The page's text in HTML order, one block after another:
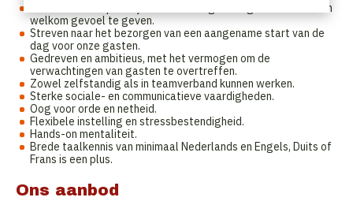
Passie voor hospitality en het vermogen om gasten een warm
welkom gevoel te geven.
Streven naar het bezorgen van een aangename start van de
dag voor onze gasten.
Gedreven en ambitieus, met het vermogen om de
verwachtingen van gasten te overtreffen.
Zowel zelfstandig als in teamverband kunnen werken.
Sterke sociale- en communicatieve vaardigheden.
Oog voor orde en netheid.
Flexibele instelling en stressbestendigheid.
Hands-on mentaliteit.
Brede taalkennis van minimaal Nederlands en Engels, Duits of
Frans is een plus.
Ons aanbod